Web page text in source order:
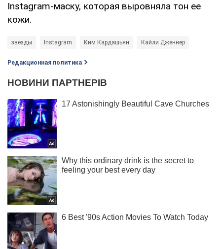
Instagram-маску, которая выровняла тон ее
кожи.
звезды Instagram Ким Кардашьян Кайли Дженнер
Редакционная политика